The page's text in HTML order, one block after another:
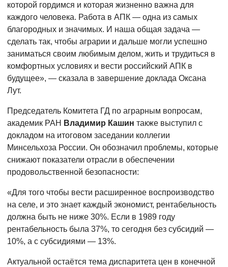
которой гордимся и которая жизненно важна для
каждого человека. Работа в АПК — одна из самых
благородных и значимых. И наша общая задача —
сделать так, чтобы аграрии и дальше могли успешно
заниматься своим любимым делом, жить и трудиться в
комфортных условиях и вести российский АПК в
будущее», — сказала в завершение доклада Оксана
Лут.
Председатель Комитета ГД по аграрным вопросам,
академик РАН Владимир Кашин также выступил с
докладом на итоговом заседании коллегии
Минсельхоза России. Он обозначил проблемы, которые
снижают показатели отрасли в обеспечении
продовольственной безопасности:
«Для того чтобы вести расширенное воспроизводство
на селе, и это знает каждый экономист, рентабельность
должна быть не ниже 30%. Если в 1989 году
рентабельность была 37%, то сегодня без субсидий —
10%, а с субсидиями — 13%.
Актуальной остаётся тема диспаритета цен в конечной